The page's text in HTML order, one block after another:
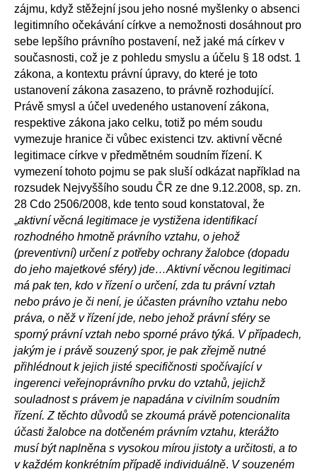
zájmu, když stěžejní jsou jeho nosné myšlenky o absenci
legitimního očekávání církve a nemožnosti dosáhnout pro
sebe lepšího právního postavení, než jaké má církev v
současnosti, což je z pohledu smyslu a účelu § 18 odst. 1
zákona, a kontextu právní úpravy, do které je toto
ustanovení zákona zasazeno, to právně rozhodující.
Právě smysl a účel uvedeného ustanovení zákona,
respektive zákona jako celku, totiž po mém soudu
vymezuje hranice či vůbec existenci tzv. aktivní věcné
legitimace církve v předmětném soudním řízení. K
vymezení tohoto pojmu se pak sluší odkázat například na
rozsudek Nejvyššího soudu ČR ze dne 9.12.2008, sp. zn.
28 Cdo 2506/2008, kde tento soud konstatoval, že
„aktivní věcná legitimace je vystižena identifikací
rozhodného hmotně právního vztahu, o jehož
(preventivní) určení z potřeby ochrany žalobce (dopadu
do jeho majetkové sféry) jde…Aktivní věcnou legitimaci
má pak ten, kdo v řízení o určení, zda tu právní vztah
nebo právo je či není, je účasten právního vztahu nebo
práva, o něž v řízení jde, nebo jehož právní sféry se
sporný právní vztah nebo sporné právo týká. V případech,
jakým je i právě souzený spor, je pak zřejmě nutné
přihlédnout k jejich jisté specifičnosti spočívající v
ingerenci veřejnoprávního prvku do vztahů, jejichž
souladnost s právem je napadána v civilním soudním
řízení. Z těchto důvodů se zkoumá právě potencionalita
účasti žalobce na dotčeném právním vztahu, kterážto
musí být naplněna s vysokou mírou jistoty a určitosti, a to
v každém konkrétním případě individuálně. V souzeném